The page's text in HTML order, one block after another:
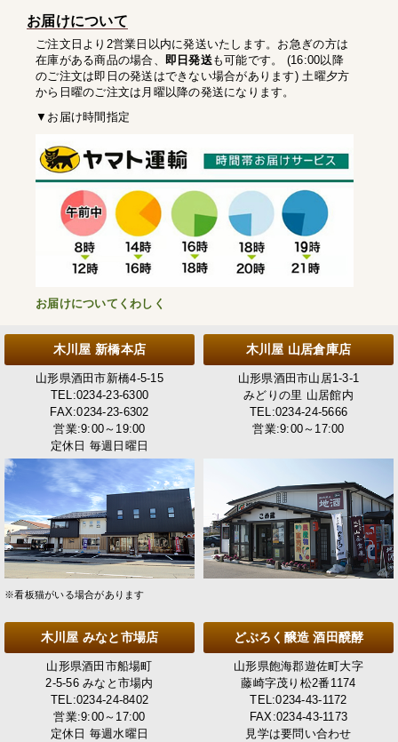
お届けについて
ご注文日より2営業日以内に発送いたします。お急ぎの方は
在庫がある商品の場合、 即日発送も可能です。 (16:00以降
のご注文は即日の発送はできない場合があります) 土曜夕方
から日曜のご注文は月曜以降の発送になります。
▼お届け時間指定
お届けについてくわしく
木川屋 新橋本店
山形県酒田市新橋4-5-15
TEL:0234-23-6300
FAX:0234-23-6302
営業:9:00～19:00
定休日 毎週日曜日
※看板猫がいる場合があります
木川屋 山居倉庫店
山形県酒田市山居1-3-1
みどりの里 山居館内
TEL:0234-24-5666
営業:9:00～17:00
木川屋 みなと市場店
山形県酒田市船場町
2-5-56 みなと市場内
TEL:0234-24-8402
営業:9:00～17:00
定休日 毎週水曜日
どぶろく醸造 酒田醗酵
山形県飽海郡遊佐町大字
藤崎字茂り松2番1174
TEL:0234-43-1172
FAX:0234-43-1173
見学は要問い合わせ